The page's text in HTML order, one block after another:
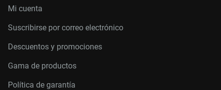
Mi cuenta
Suscribirse por correo electrónico
Descuentos y promociones
Gama de productos
Política de garantía